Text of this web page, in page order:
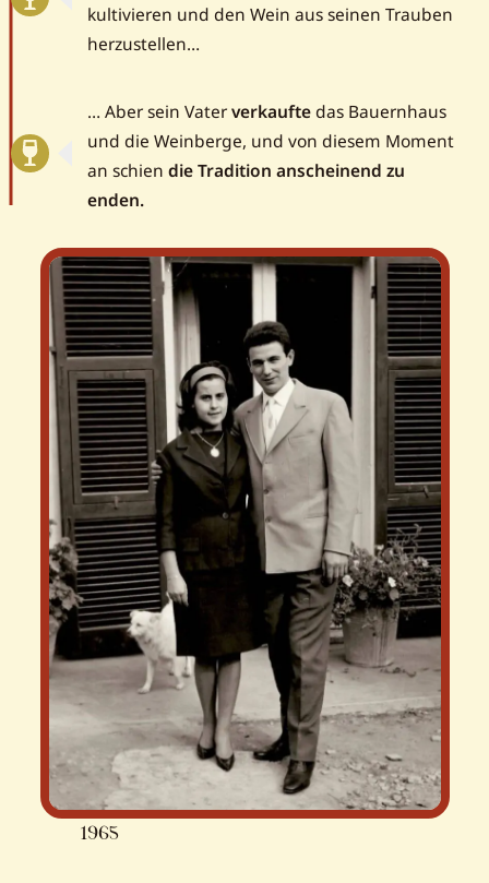
kultivieren und den Wein aus seinen Trauben
herzustellen…
… Aber sein Vaterverkauftedas Bauernhaus
und die Weinberge, und von diesem Moment
an schien die Tradition anscheinend zu
enden.
1965